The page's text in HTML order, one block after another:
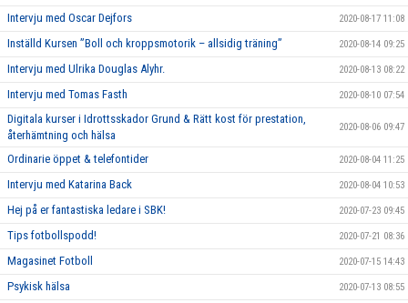
Intervju med Oscar Dejfors 2020-08-17 11:08
Inställd Kursen ”Boll och kroppsmotorik – allsidig träning” 2020-08-14 09:25
Intervju med Ulrika Douglas Alyhr. 2020-08-13 08:22
Intervju med Tomas Fasth 2020-08-10 07:54
Digitala kurser i Idrottsskador Grund & Rätt kost för prestation,
återhämtning och hälsa
2020-08-06 09:47
Ordinarie öppet & telefontider 2020-08-04 11:25
Intervju med Katarina Back 2020-08-04 10:53
Hej på er fantastiska ledare i SBK! 2020-07-23 09:45
Tips fotbollspodd! 2020-07-21 08:36
Magasinet Fotboll 2020-07-15 14:43
Psykisk hälsa 2020-07-13 08:55